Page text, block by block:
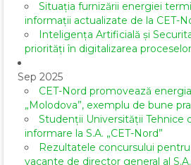
Situația furnizării energiei
informații actualizate de la CET-
Inteligența Artificială și
priorități în digitalizarea
Sep 2025
CET-Nord promovează
„Molodova”, exemplu de bune
Studenții Universității Tehnice
informare la S.A. „CET-Nord”
Rezultatele concursului
vacante de director general al S.A.